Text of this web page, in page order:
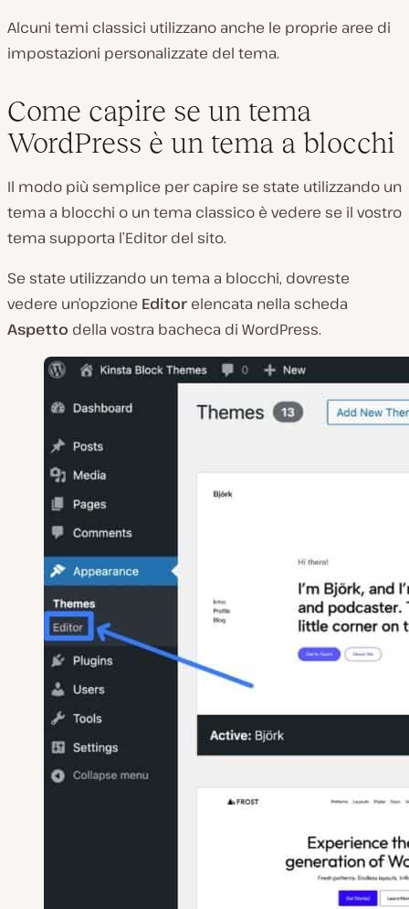
Alcuni temi classici utilizzano anche le proprie aree di
impostazioni personalizzate del tema.
Come capire se un tema
WordPress è un tema a blocchi
Il modo più semplice per capire se state utilizzando un
tema a blocchi o un tema classico è vedere se il vostro
tema supporta l’Editor del sito.
Se state utilizzando un tema a blocchi, dovreste
vedere un’opzione Editor elencata nella scheda
Aspetto della vostra bacheca di WordPress.